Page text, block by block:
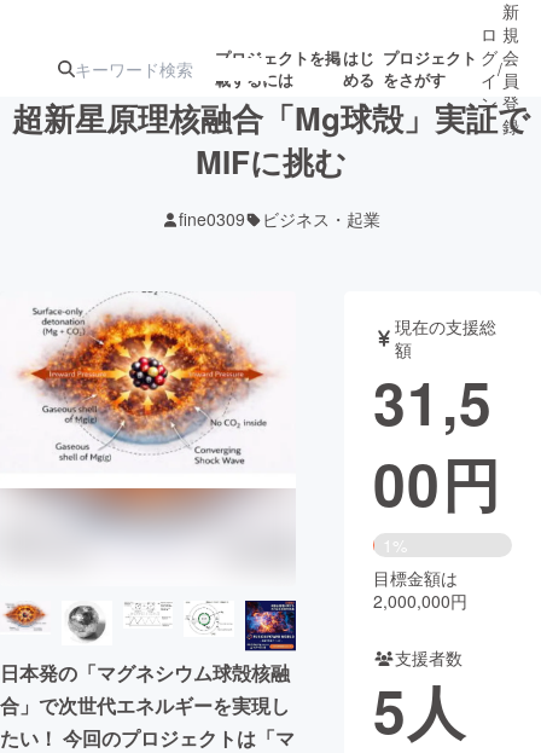
プロジェクトを掲
載するには
はじ
める
プロジェクト
をさがす
ジェクト
募集終了が近いプ
ロジェクト
アート・写真 音楽
テクノロジー・ガジェット ゲーム・
映像・映画 書籍・雑誌
ビジネス・起業 チャレンジ
CAMPFIRE for Social Good
CAMPFIRE Creation
CAMPFIREふるさと納税
コミュニティ
ロ
グ
イ
ン
/
新
規
会
員
登
録
超新星原理核融合「Mg球殻」実証で
MIFに挑む
fine0309 ビジネス・起業
日本発の「マグネシウム球殻核融
合」で次世代エネルギーを実現し
たい！ 今回のプロジェクトは「マ
現在の支援総
額
31,5
00円
1%
目標金額は
2,000,000円
支援者数
5人